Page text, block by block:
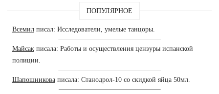
ПОПУЛЯРНОЕ
Всемил писал: Исследователи, умелые танцоры.
Майсак писала: Работы и осуществления цензуры испанской
полиции.
Шапошникова писала: Станодрол-10 со скидкой яйца 50мл.